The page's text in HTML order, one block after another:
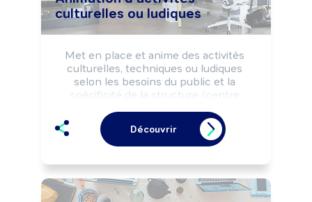
culturelles ou ludiques
Met en place et anime des activités
culturelles, techniques ou ludiques
selon les besoins du public et la
spécificité de la structure (centre
maison de retraite, ...).
Peut animer un espace multimédia.
Peut coordonner l'activité d'une équipe.
Découvrir